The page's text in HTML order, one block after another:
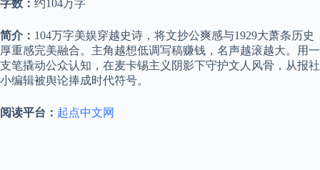
字数： 约104万字
简介： 104万字美娱穿越史诗，将文抄公爽感与1929大萧条历史
厚重感完美融合。主角越想低调写稿赚钱，名声越滚越大。用一
支笔撬动公众认知，在麦卡锡主义阴影下守护文人风骨，从报社
小编辑被舆论捧成时代符号。
阅读平台： 起点中文网